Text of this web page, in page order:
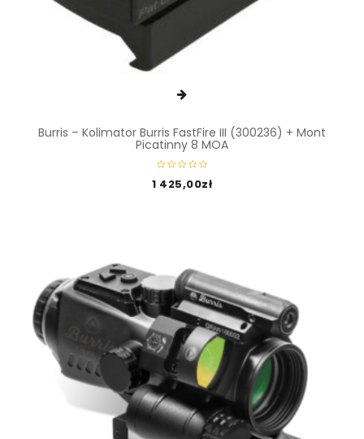
Burris – Kolimator Burris FastFire III (300236) + Mont
Picatinny 8 MOA
1 425,00zł